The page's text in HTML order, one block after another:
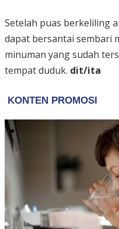
Setelah puas berkeliling
dapat bersantai sembari
minuman yang sudah
tempat duduk. dit/ita